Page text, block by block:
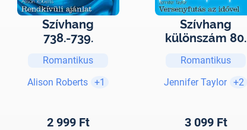
Szívhang
738.-739.
Romantikus
Alison Roberts +1
2 999 Ft
Szívhang
különszám 80.
Romantikus
Jennifer Taylor +2
3 099 Ft